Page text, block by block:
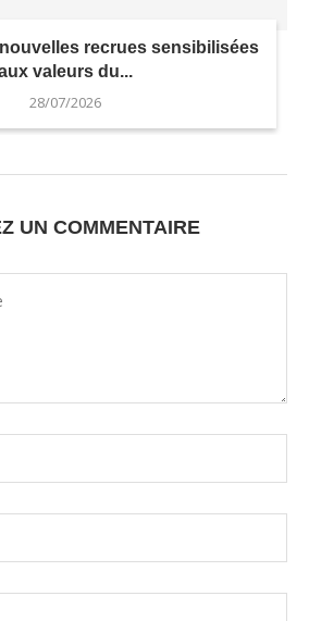
recrues sensibilisées
valeurs du...
28/07/2026
UN COMMENTAIRE